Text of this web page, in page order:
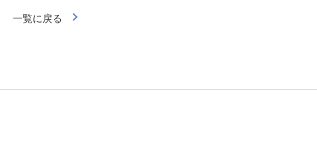
一覧に戻る